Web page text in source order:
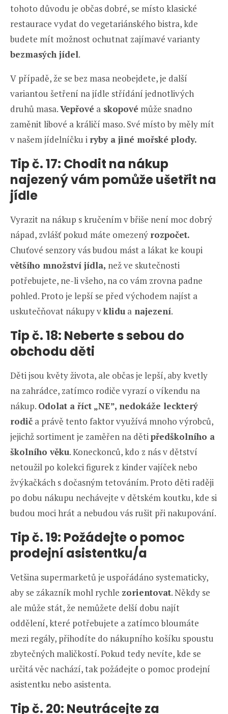
tohoto důvodu je občas dobré, se místo klasické
restaurace vydat do vegetariánského bistra, kde
budete mít možnost ochutnat zajímavé varianty
bezmasých jídel.
V případě, že se bez masa neobejdete, je další
variantou šetření na jídle střídání jednotlivých
druhů masa.Vepřové a skopové může snadno
zaměnit libové a králičí maso. Své místo by měly mít
v našem jídelníčku i ryby a jiné mořské plody.
Tip č. 17: Chodit na nákup
najezený vám pomůže ušetřit na
jídle
Vyrazit na nákup s kručením v břiše není moc dobrý
nápad, zvlášť pokud máte omezený rozpočet.
Chuťové senzory vás budou mást a lákat ke koupi
většího množství jídla, než ve skutečnosti
potřebujete, ne-li všeho, na co vám zrovna padne
pohled. Proto je lepší se před východem najíst a
uskutečňovat nákupy vklidu a najezení.
Tip č. 18: Neberte s sebou do
obchodu děti
Děti jsou květy života, ale občas je lepší, aby kvetly
na zahrádce, zatímco rodiče vyrazí o víkendu na
nákup. Odolat a říct „NE”, nedokáže leckterý
rodič a právě tento faktor využívá mnoho výrobců,
jejichž sortiment je zaměřen na dětipředškolního a
školního věku. Koneckonců, kdo z nás v dětství
netoužil po kolekci figurek z kinder vajíček nebo
žvýkačkách s dočasným tetováním. Proto děti raději
po dobu nákupu nechávejte v dětském koutku, kde si
budou moci hrát a nebudou vás rušit při nakupování.
Tip č. 19: Požádejte o pomoc
prodejní asistentku/a
Vetšina supermarketů je uspořádáno systematicky,
aby se zákazník mohl rychle zorientovat. Někdy se
ale může stát, že nemůžete delší dobu najít
oddělení, které potřebujete a zatímco bloumáte
mezi regály, přihodíte do nákupního košíku spoustu
zbytečných maličkostí. Pokud tedy nevíte, kde se
určitá věc nachází, tak požádejte o pomoc prodejní
asistentku nebo asistenta.
Tip č. 20: Neutrácejte za